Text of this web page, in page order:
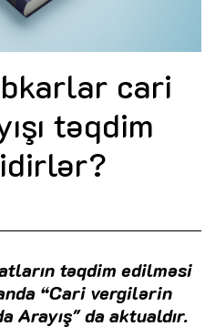
cari
təqdim
təqdim edilməsi
“Cari vergilərin
Arayış" da aktualdır.